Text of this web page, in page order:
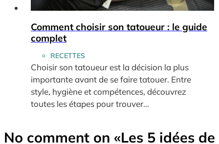
Comment choisir son tatoueur : le guide
complet
RECETTES
Choisir son tatoueur est la décision la plus
importante avant de se faire tatouer. Entre
style, hygiène et compétences, découvrez
toutes les étapes pour trouver…
No comment on «Les 5 idées de